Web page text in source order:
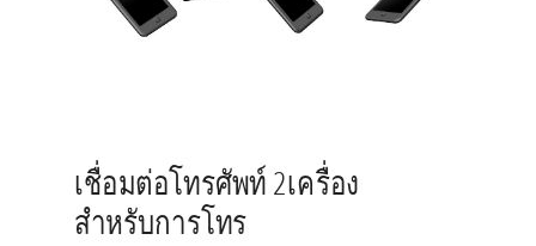
เชื่อมต่อโทรศัพท์ 2เครื่อง
สำหรับการโทร